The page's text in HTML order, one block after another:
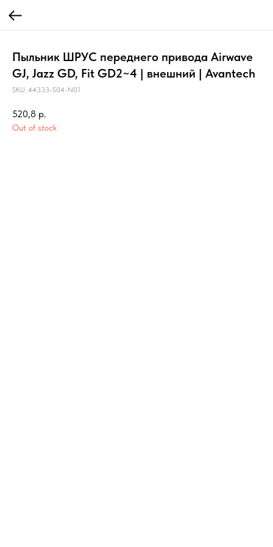
Пыльник ШРУС переднего привода Airwave
GJ, Jazz GD, Fit GD2~4 | внешний | Avantech
SKU: 44333-S04-N01
520,8 р.
Out of stock